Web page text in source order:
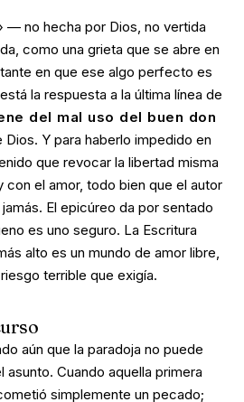
— no hecha por Dios, no vertida
, como una grieta que se abre en
en que ese algo perfecto es
la respuesta a la última línea de
del mal uso del buen don
Dios. Y para haberlo impedido en
que revocar la libertad misma
el amor, todo bien que el autor
El epicúreo da por sentado
es uno seguro. La Escritura
alto es un mundo de amor libre,
terrible que exigía.
aún que la paradoja no puede
Cuando aquella primera
simplemente un pecado;